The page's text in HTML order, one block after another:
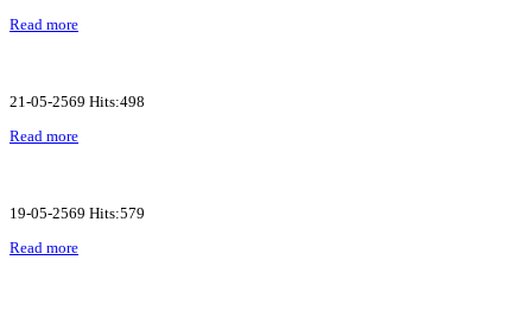
Read more
21-05-2569 Hits:498
Read more
19-05-2569 Hits:579
Read more